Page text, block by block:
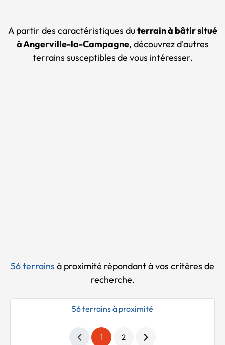
A partir des caractéristiques duterrain à bâtir situé
à Angerville-la-Campagne, découvrez d'autres
terrains susceptibles de vous intéresser.
56 terrains à proximité répondant à vos critères de
recherche.
56 terrains à proximité
1 2